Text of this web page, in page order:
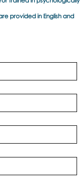
provided in English and